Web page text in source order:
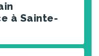
à Sainte-